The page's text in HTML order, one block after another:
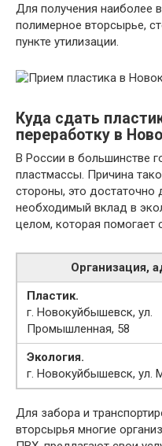
Для получения наиболее
полимерное вторсырье,
пункте утилизации.
Куда сдать
переработку в
В России в большинстве
пластмассы. Причина
стороны, это достаточно
необходимый вклад в
целом, которая помогает
Организация,
Пластик.
г. Новокуйбышевск, ул.
Промышленная, 58
Экология.
г. Новокуйбышевск, ул.
Для забора и
вторсырья многие